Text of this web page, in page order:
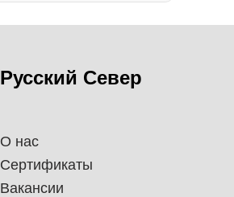
Русский Север
О нас
Сертификаты
Вакансии